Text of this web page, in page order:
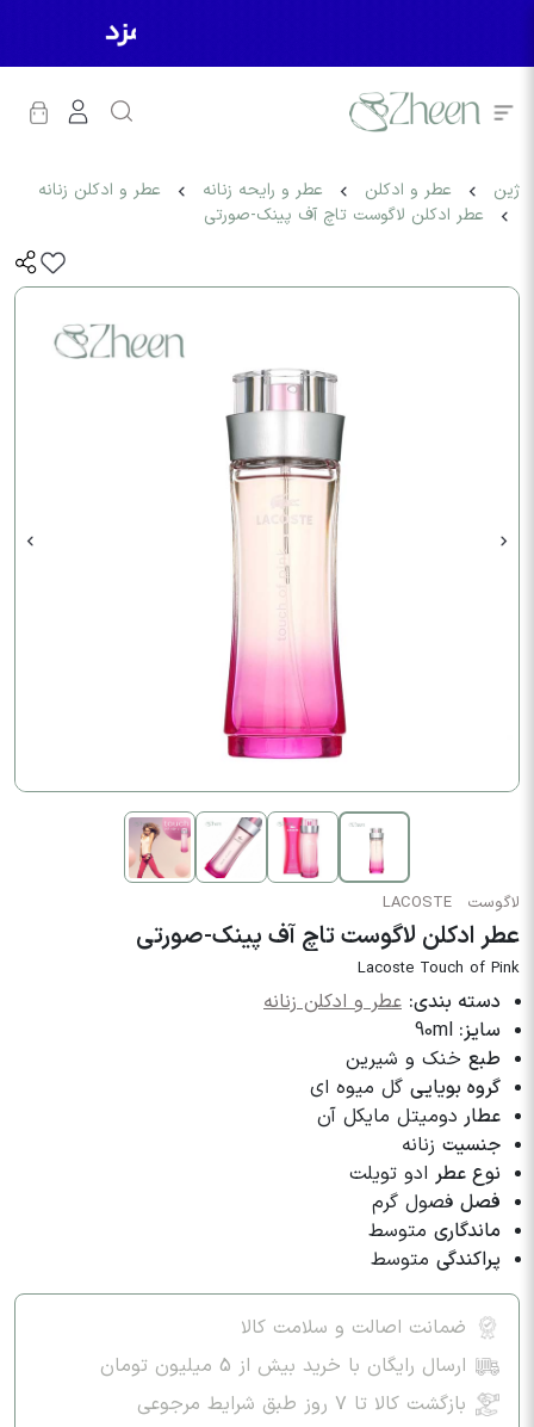
ژین عطر و ادکلن عطر و رایحه زنانه
عطر و ادکلن زنانه
عطر ادکلن لاگوست تاچ آف پینک-صورتی
لاگوست LACOSTE
عطر ادکلن لاگوست تاچ آف پینک-صورتی
Lacoste Touch of Pink
دسته بندی: عطر و ادکلن زنانه
سایز: 90ml
طبع خنک و شیرین
گروه بویایی گل میوه ای
عطار دومیتل مایکل آن
جنسیت زنانه
نوع عطر ادو تویلت
فصل فصول گرم
ماندگاری متوسط
پراکندگی متوسط
ضمانت اصالت و سلامت کالا
ارسال رایگان با خرید بیش از 5 میلیون تومان
بازگشت کالا تا ۷ روز طبق شرایط مرجوعی